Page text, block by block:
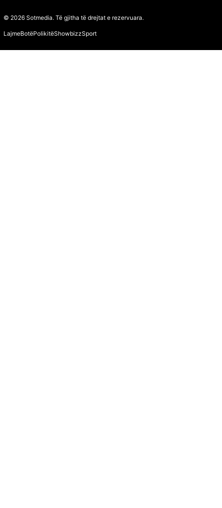
© 2026 Sotmedia. Të gjitha të drejtat e rezervuara.
LajmeBotëPolikitëShowbizzSport